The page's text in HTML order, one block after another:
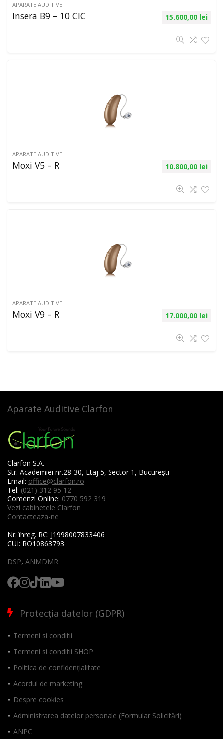
APARATE AUDITIVE
Insera B9 – 10 CIC 15.600,00 lei
APARATE AUDITIVE
Moxi V5 – R 10.800,00 lei
APARATE AUDITIVE
Moxi V9 – R 17.000,00 lei
Aparate Auditive Clarfon
Clarfon S.A.
Str. Academiei nr.28-30, Etaj 5, Sector 1, București
Email: office@clarfon.ro
Tel: (021) 312 95 12
Comenzi Online: 0770 592 319
Vezi cabinetele Clarfon
Contacteaza-ne
Nr. înreg. RC: J1998007833406
CUI: RO10863793
DSP, ANMDMR
Protecția datelor (GDPR)
Termeni si conditii
Termeni si conditii SHOP
Politica de confidențialitate
Acordul de marketing
Despre cookies
Administrarea datelor personale (Formular Solicitări)
ANPC